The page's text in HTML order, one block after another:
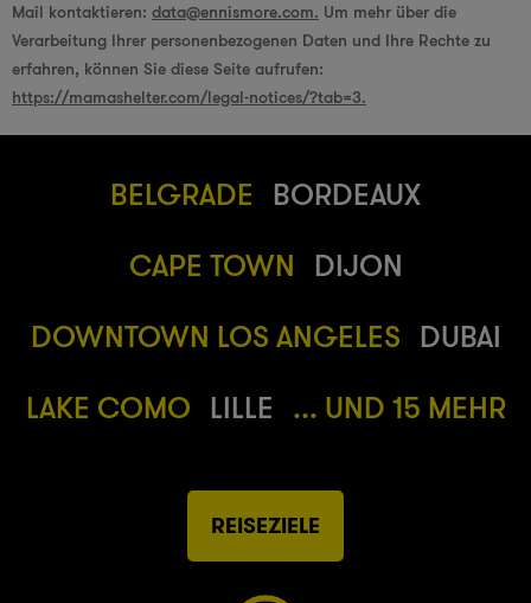
Mail kontaktieren: data@ennismore.com. Um mehr über die
Verarbeitung Ihrer personenbezogenen Daten und Ihre Rechte zu
erfahren, können Sie diese Seite aufrufen:
https://mamashelter.com/legal-notices/?tab=3.
BELGRADE
BORDEAUX
CAPE TOWN
DIJON
DOWNTOWN LOS ANGELES
DUBAI
LAKE COMO
LILLE ... UND 15 MEHR
REISEZIELE